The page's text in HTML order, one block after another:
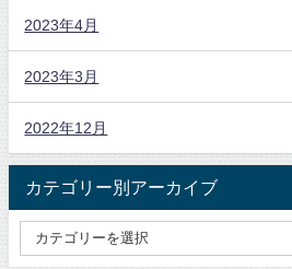
2023年4月
2023年3月
2022年12月
カテゴリー別アーカイブ